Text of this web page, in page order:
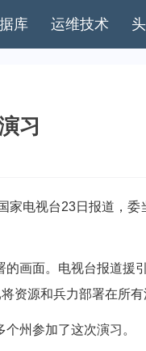
库 运维技术
习
电视台23日报道，委
画面。电视台报道援
资源和兵力部署在所
州参加了这次演习。